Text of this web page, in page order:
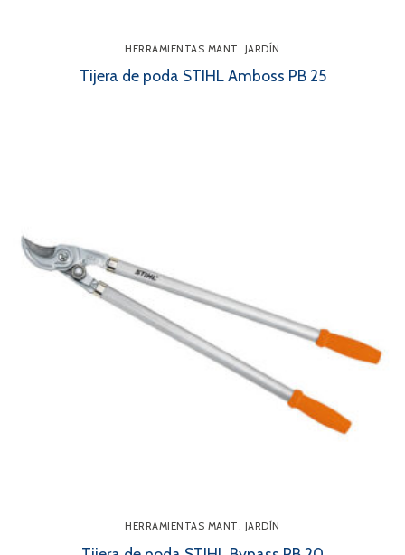
HERRAMIENTAS MANT. JARDÍN
Tijera de poda STIHL Amboss PB 25
HERRAMIENTAS MANT. JARDÍN